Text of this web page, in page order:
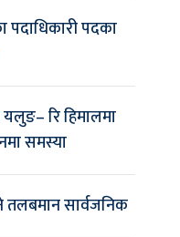
पदाधिकारी पदका
रि हिमालमा
समस्या
सार्वजनिक